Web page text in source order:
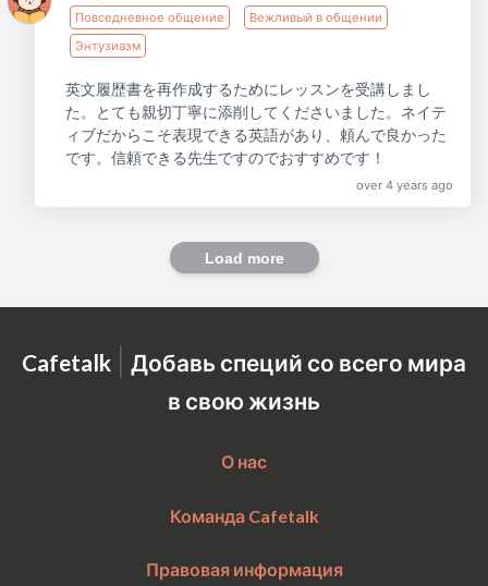
Повседневное общение
Вежливый в общении
Энтузиазм
英文履歴書を再作成するためにレッスンを受講しまし
た。とても親切丁寧に添削してくださいました。ネイテ
ィブだからこそ表現できる英語があり、頼んで良かった
です。信頼できる先生ですのでおすすめです！
over 4 years ago
Load more
Cafetalk | Добавь специй со всего мира
в свою жизнь
О нас
Команда Cafetalk
Правовая информация